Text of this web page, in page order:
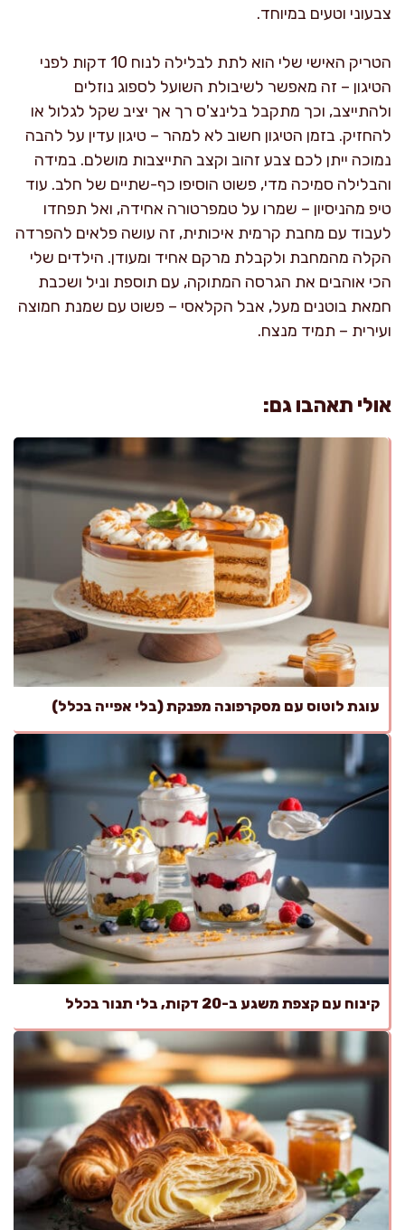
צבעוני וטעים במיוחד.
הטריק האישי שלי הוא לתת לבלילה לנוח 10 דקות לפני
הטיגון – זה מאפשר לשיבולת השועל לספוג נוזלים
ולהתייצב, וכך מתקבל בלינצ'ס רך אך יציב שקל לגלול או
להחזיק. בזמן הטיגון חשוב לא למהר – טיגון עדין על להבה
נמוכה ייתן לכם צבע זהוב וקצב התייצבות מושלם. במידה
והבלילה סמיכה מדי, פשוט הוסיפו כף-שתיים של חלב. עוד
טיפ מהניסיון – שמרו על טמפרטורה אחידה, ואל תפחדו
לעבוד עם מחבת קרמית איכותית, זה עושה פלאים להפרדה
הקלה מהמחבת ולקבלת מרקם אחיד ומעודן. הילדים שלי
הכי אוהבים את הגרסה המתוקה, עם תוספת וניל ושכבת
חמאת בוטנים מעל, אבל הקלאסי – פשוט עם שמנת חמוצה
ועירית – תמיד מנצח.
אולי תאהבו גם:
עוגת לוטוס עם מסקרפונה מפנקת (בלי אפייה בכלל)
קינוח עם קצפת משגע ב-20 דקות, בלי תנור בכלל